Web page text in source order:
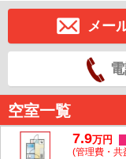
メー
空室一覧
7.9万円
(管理費・共